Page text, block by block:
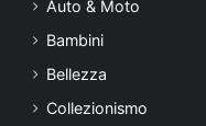
Auto & Moto
Bambini
Bellezza
Collezionismo